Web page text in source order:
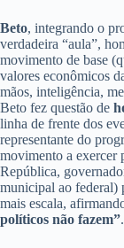
Beto, integrando o
verdadeira “aula”,
movimento de base
valores econômicos
mãos, inteligência,
Beto fez questão de
linha de frente dos
representante do
movimento a exercer
República,
municipal ao federal)
mais escala,
políticos não fazem”.